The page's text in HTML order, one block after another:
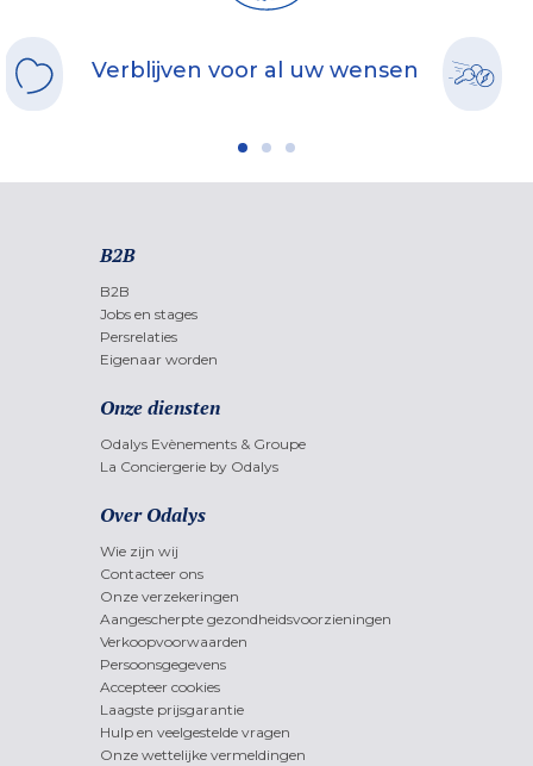
Verblijven voor al uw wensen
B2B
B2B
Jobs en stages
Persrelaties
Eigenaar worden
Onze diensten
Odalys Evènements & Groupe
La Conciergerie by Odalys
Over Odalys
Wie zijn wij
Contacteer ons
Onze verzekeringen
Aangescherpte gezondheidsvoorzieningen
Verkoopvoorwaarden
Persoonsgegevens
Accepteer cookies
Laagste prijsgarantie
Hulp en veelgestelde vragen
Onze wettelijke vermeldingen